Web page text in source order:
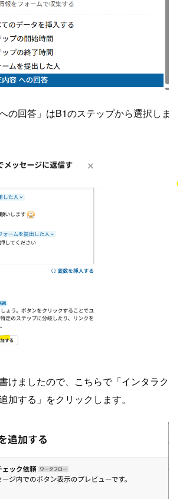
の回答」はB1のステップから選択しま
けましたので、こちらで「インタラク
加する」をクリックします。